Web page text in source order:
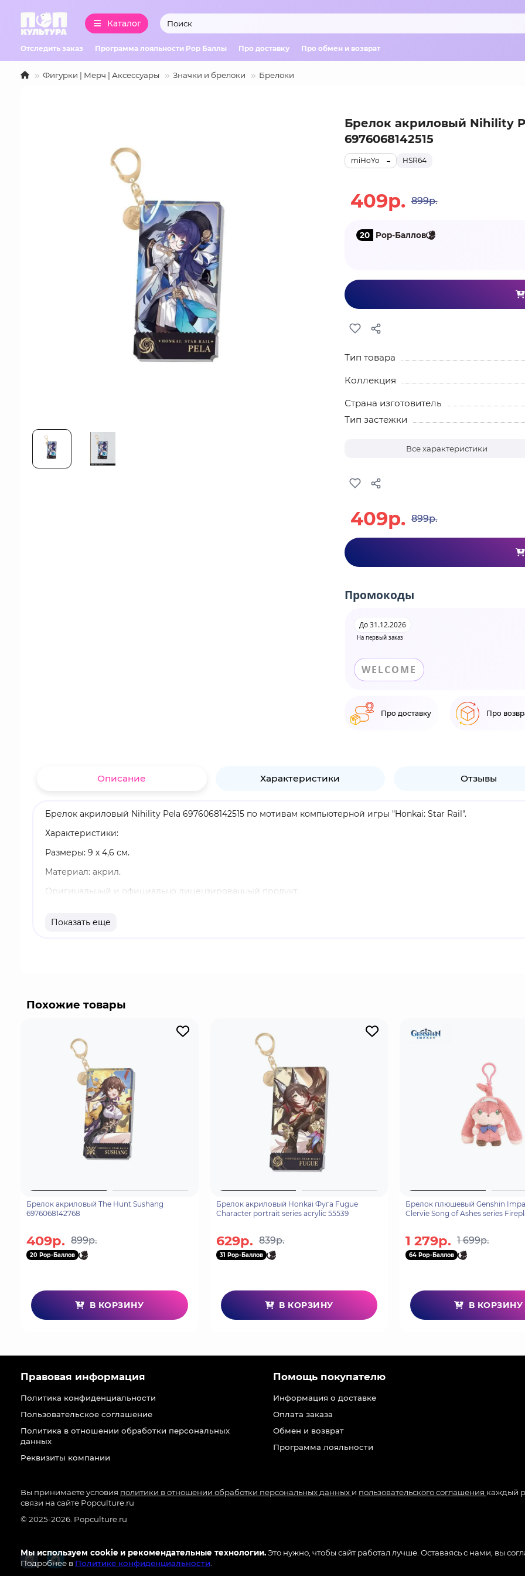
Каталог
Отследить заказ Программа лояльности Pop Баллы Про доставку Про обмен и возврат
Фигурки | Мерч | Аксессуары Значки и брелоки Брелоки
Брелок акриловый Nihility
6976068142515
HSR64
miHoYo
409р. 899р.
20 Pop-Баллов
Тип товара
Коллекция
Страна изготовитель
Тип застежки
Все характеристики
409р. 899р.
Промокоды
На первый заказ
До 31.12.2026
WELCOME
Про доставку Про
Описание Характеристики Отзывы
Брелок акриловый Nihility Pela 6976068142515 по мотивам компьютерной игры "Honkai: Star Rail".
Характеристики:
Размеры: 9 х 4,6 см.
Материал: акрил.
Оригинальный и официально лицензированный продукт.
Пелагея Сергеевна - играбельный персонаж в "Honkai: Star Rail". Ею восхищаются стражи Серебряногрива,
Показать еще
Похожие товары
Брелок акриловый The Hunt Sushang
6976068142768
409р. 899р.
20 Pop-Баллов
В КОРЗИНУ
Брелок акриловый Honkai Фуга Fugue
Character portrait series acrylic 55539
629р. 839р.
31 Pop-Баллов
В КОРЗИНУ
Брелок плюшевый Genshin
Clervie Song of Ashes series
1 279р. 1 699р.
64 Pop-Баллов
В КОРЗИНУ
Мы используем cookie и рекомендательные технологии.Это нужно, чтобы сайт работал лучше. Оставаясь с нами, вы
Подробнее в Политике конфиденциальности
Правовая информация
Политика конфиденциальности
Пользовательское соглашение
Политика в отношении обработки персональных
данных
Реквизиты компании
Помощь покупателю
Информация о доставке
Оплата заказа
Обмен и возврат
Программа лояльности
Вы принимаете условия политики в отношении обработки персональных данных и пользовательского соглашения каждый
связи на сайте Popculture.ru
© 2025-2026. Popculture.ru